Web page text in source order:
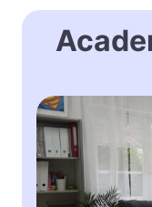
K
i
n
g
s